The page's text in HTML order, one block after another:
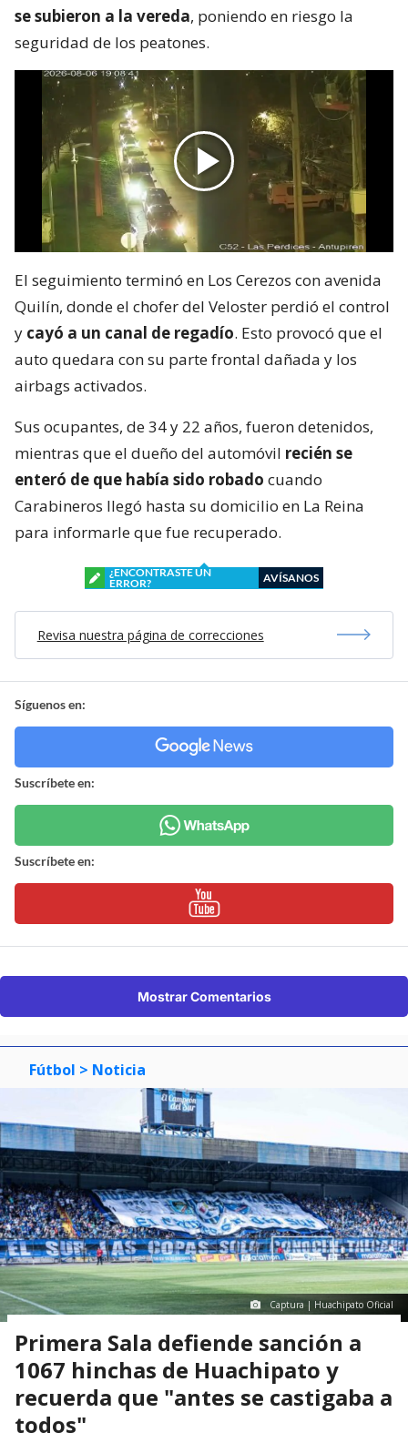
se subieron a la vereda, poniendo en riesgo la
seguridad de los peatones.
El seguimiento terminó en Los Cerezos con avenida
Quilín, donde el chofer del Veloster perdió el control
y cayó a un canal de regadío. Esto provocó que el
auto quedara con su parte frontal dañada y los
airbags activados.
Sus ocupantes, de 34 y 22 años, fueron detenidos,
mientras que el dueño del automóvil recién se
enteró de que había sido robado cuando
Carabineros llegó hasta su domicilio en La Reina
para informarle que fue recuperado.
¿ENCONTRASTE UN
ERROR?
AVÍSANOS
Revisa nuestra página de correcciones
Síguenos en:
Suscríbete en:
Suscríbete en:
Mostrar Comentarios
Fútbol > Noticia
Captura | Huachipato Oficial
Primera Sala defiende sanción a
1067 hinchas de Huachipato y
recuerda que "antes se castigaba a
todos"